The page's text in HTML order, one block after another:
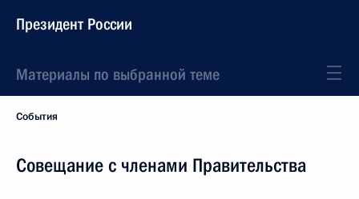
Президент России
Материалы по выбранной теме
События
Совещание с членами Правительства